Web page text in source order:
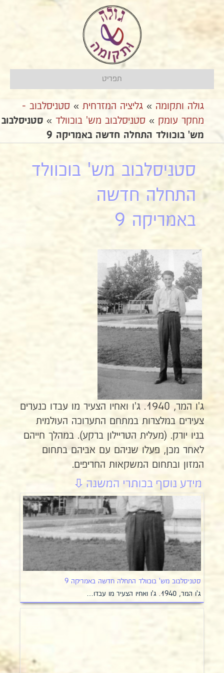
תפריט
גולה ותקומה » גליציה המזרחית » סטניסלבוב -
מחקר עומק » סטניסלבוב מש' בוכוולד » סטניסלבוב
מש' בוכוולד התחלה חדשה באמריקה 9
סטניסלבוב מש' בוכוולד
התחלה חדשה
באמריקה 9
ג'ו המר, 1940. ג'ו ואחיו הצעיר מו עבדו כנערים
צעירים במלצרות במתחם התערוכה העולמית
בניו יורק. (מעלית הטריילון ברקע). במהלך חייהם
לאחר מכן, פעלו שניהם עם אביהם בתחום
המזון ובתחום המשקאות החריפים.
סטניסלבוב מש' בוכוולד התחלה חדשה באמריקה 9
ג'ו המר, 1940. ג'ו ואחיו הצעיר מו עבדו…